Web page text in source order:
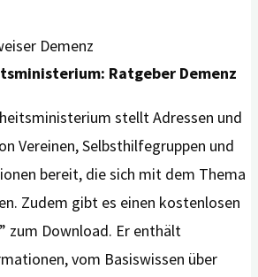
Ratgeber Demenz
stellt Adressen und
Vereinen, Selbsthilfegruppen und
bereit, die sich mit dem Thema
Zudem gibt es einen kostenlosen
zum Download. Er enthält
vom Basiswissen über